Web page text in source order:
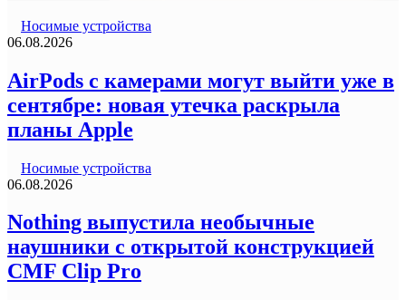
Носимые устройства
06.08.2026
AirPods с камерами могут выйти уже в
сентябре: новая утечка раскрыла
планы Apple
Носимые устройства
06.08.2026
Nothing выпустила необычные
наушники с открытой конструкцией
CMF Clip Pro